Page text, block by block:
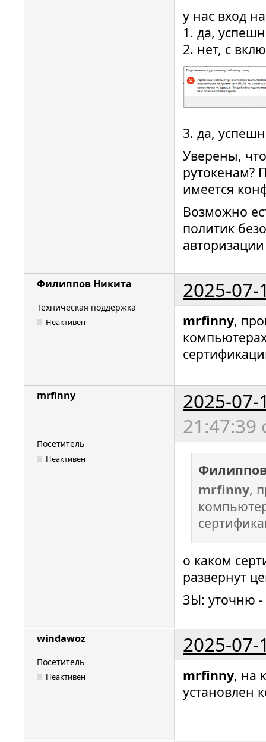
у нас вход
1. да,
2. нет, с
3. да,
Уверены,
рутокенам?
имеется
Возможно
политик
Филиппов Никита 2025-07-
Техническая поддержка
Неактивен mrfinny,
mrfinny
2025-07-
21:47:39
Посетитель
Неактивен
mrfinny,
о каком
развернут
ЗЫ: уточню
windawoz 2025-07-
Посетитель
Неактивен mrfinny, на
установлен